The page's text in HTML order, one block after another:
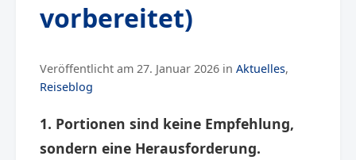
vorbereitet)
Veröffentlicht am 27. Januar 2026 in Aktuelles,
Reiseblog
1. Portionen sind keine Empfehlung,
sondern eine Herausforderung.